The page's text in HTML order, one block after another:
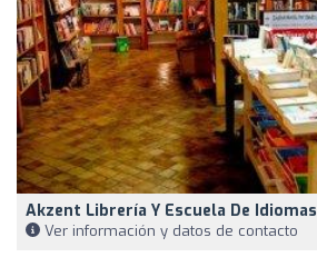
Akzent Librería Y Escuela De Idiomas
Ver información y datos de contacto